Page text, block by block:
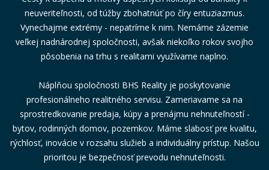
neuveriteľnosti, od túžby zbohatnúť po číry entuziazmus.
Vynechajme extrémy - nepatríme k nim. Nemáme zázemie
veľkej nadnárodnej spoločnosti, avšak niekoľko rokov svojho
pôsobenia na trhu s realitami využívame naplno.
Náplňou spoločnosti BHS Reality je poskytovanie
profesionálneho realitného servisu. Zameriavame sa na
sprostredkovanie predaja, kúpy a prenájmu nehnuteľností -
bytov, rodinných domov, pozemkov. Máme slabosť pre kvalitu,
rýchlosť, inovácie v rozsahu služieb a individuálny prístup. Našou
prioritou je bezpečnosť prevodu nehnuteľnosti.